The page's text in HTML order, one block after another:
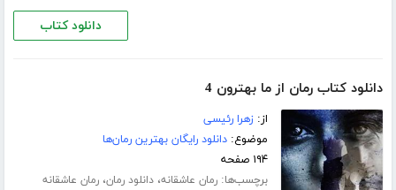
دانلود کتاب
دانلود کتاب رمان از ما بهترون 4
از:زهرا رئیسی
موضوع:دانلود رایگان بهترین رمان‌ها
۱۹۴ صفحه
برچسب‌ها:رمان عاشقانه،دانلود رمان،رمان عاشقانه